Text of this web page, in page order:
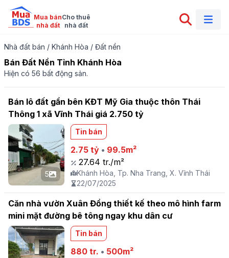
Mua bán
nhà đất
Cho thuê
nhà đất
Nhà đất bán / Khánh Hòa / Đất nền
Bán Đất Nền Tỉnh Khánh Hòa
Hiện có 56 bất động sản.
Bán lô đất gần bên KĐT Mỹ Gia thuộc thôn Thái
Thông 1 xã Vĩnh Thái giá 2.750 tỷ
5
Tin bán
2.75 tỷ • 99.5m²
27.64 tr./m²
Khánh Hòa, Tp. Nha Trang, X. Vĩnh Thái
22/07/2025
Căn nhà vườn Xuân Đồng thiết kế theo mô hình farm
mini mặt đường bê tông ngay khu dân cư
Tin bán
880 tr. • 500m²